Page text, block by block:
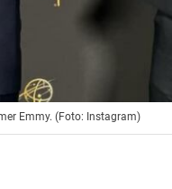
Emmy. (Foto: Instagram)